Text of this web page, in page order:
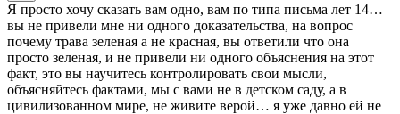
Я просто хочу сказать вам одно, вам по типа письма лет 14…
вы не привели мне ни одного доказательства, на вопрос
почему трава зеленая а не красная, вы ответили что она
просто зеленая, и не привели ни одного объяснения на этот
факт, это вы научитесь контролировать свои мысли,
объясняйтесь фактами, мы с вами не в детском саду, а в
цивилизованном мире, не живите верой… я уже давно ей не